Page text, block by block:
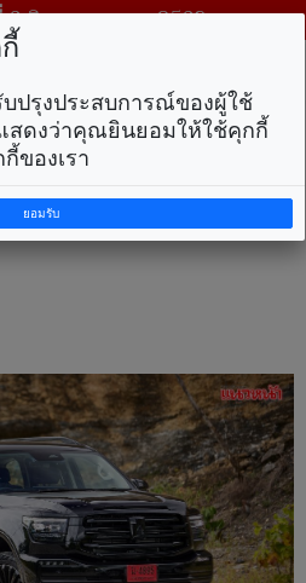
สิงหาคม พ.ศ. 2569
ปรุงประสบการณ์ของผู้ใช้
แสดงว่าคุณยินยอมให้ใช้คุกกี้
ของเรา
ยอมรับ